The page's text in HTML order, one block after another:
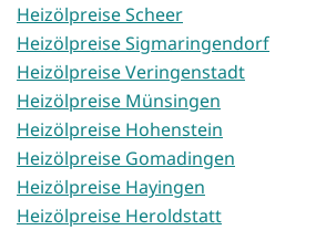
Heizölpreise Scheer
Heizölpreise Sigmaringendorf
Heizölpreise Veringenstadt
Heizölpreise Münsingen
Heizölpreise Hohenstein
Heizölpreise Gomadingen
Heizölpreise Hayingen
Heizölpreise Heroldstatt